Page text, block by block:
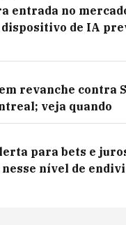
entrada no
de IA
revanche contra
veja quando
para bets e
nível de